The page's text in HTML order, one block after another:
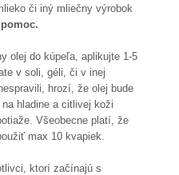
či iný mliečny výrobok
olej do kúpeľa, aplikujte 1-5
v soli, géli, či v inej
hrozí, že olej bude
hladine a citlivej koži
Všeobecne platí, že
max 10 kvapiek.
ktorí začínajú s